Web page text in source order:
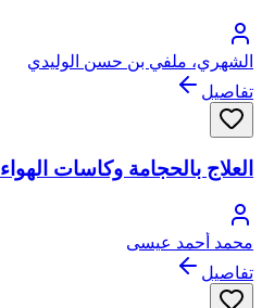
الشهري، ملفي بن حسن الوليدي
تفاصيل
العلاج بالحجامة وكاسات الهواء
محمد أحمد عيسى
تفاصيل